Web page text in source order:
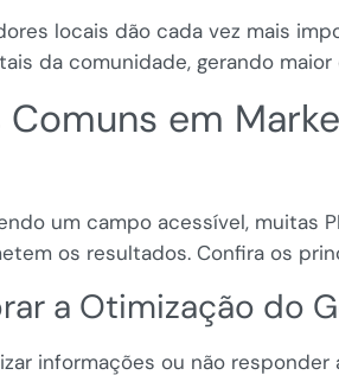
locais dão cada vez mais
da comunidade, gerando
Comuns em
um campo acessível, muitas
os resultados. Confira os
a Otimização do
informações ou não